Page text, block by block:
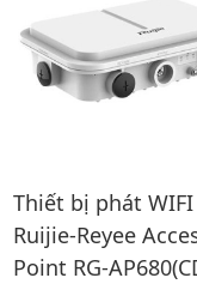
Thiết bị phát WIFI
Ruijie-Reyee
Point RG-